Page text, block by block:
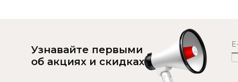
Узнавайте первыми
об акциях и скидках